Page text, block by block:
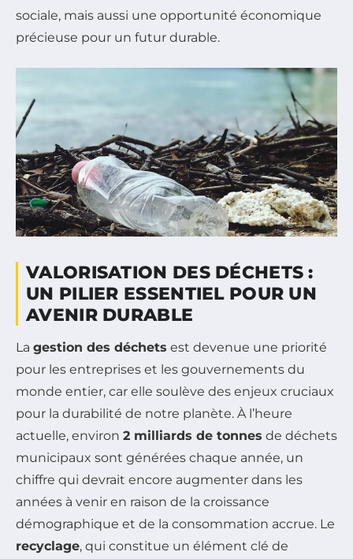
sociale, mais aussi une opportunité économique
précieuse pour un futur durable.
VALORISATION DES DÉCHETS :
UN PILIER ESSENTIEL POUR UN
AVENIR DURABLE
La gestion des déchets est devenue une priorité
pour les entreprises et les gouvernements du
monde entier, car elle soulève des enjeux cruciaux
pour la durabilité de notre planète. À l’heure
actuelle, environ 2 milliards de tonnes de déchets
municipaux sont générées chaque année, un
chiffre qui devrait encore augmenter dans les
années à venir en raison de la croissance
démographique et de la consommation accrue. Le
recyclage, qui constitue un élément clé de